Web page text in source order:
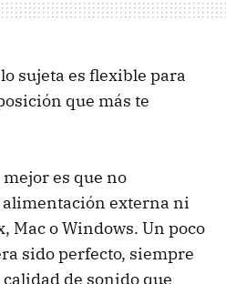
sujeta es flexible para
que más te
es que no
externa ni
Mac o Windows. Un poco
sido perfecto, siempre
de sonido que